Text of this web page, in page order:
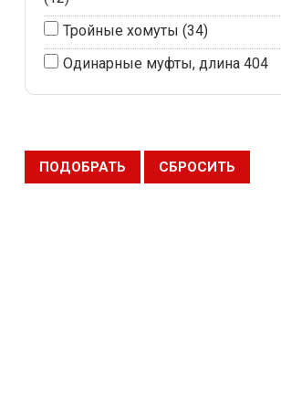
Тройные хомуты (34)
Одинарные муфты, длина 404
Одинарные муфты (хомуты),
длина 594 мм (16)
ПОДОБРАТЬ СБРОСИТЬ